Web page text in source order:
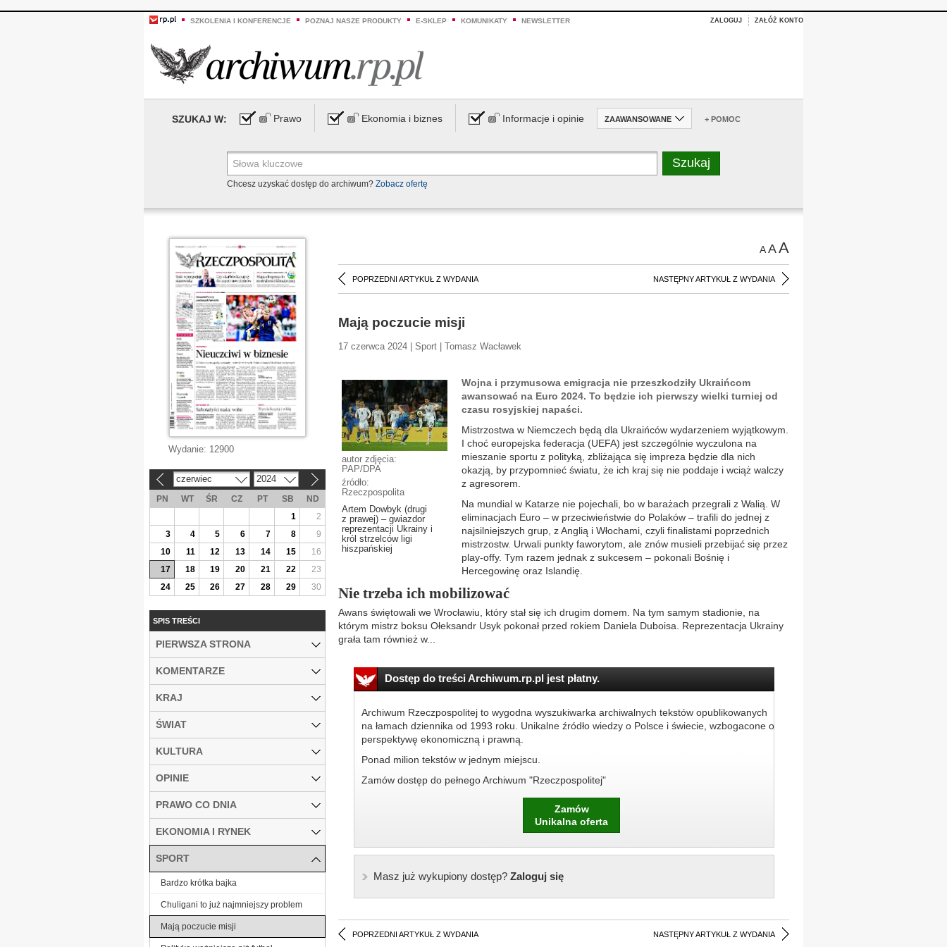
SZKOLENIA I KONFERENCJE POZNAJ NASZE PRODUKTY E-SKLEP KOMUNIKATY NEWSLETTER ZALOGUJ ZAŁÓŻ KONTO
SZUKAJ W: Prawo Ekonomia i biznes Informacje i opinie ZAAWANSOWANE + POMOC
Chcesz uzyskać dostęp do archiwum? Zobacz ofertę
AAA
POPRZEDNI ARTYKUŁ Z WYDANIA NASTĘPNY ARTYKUŁ Z WYDANIA
Mają poczucie misji
17 czerwca 2024 | Sport | Tomasz Wacławek
autor zdjęcia:
PAP/DPA
źródło:
Rzeczpospolita
Artem Dowbyk (drugi
z prawej) – gwiazdor
reprezentacji Ukrainy i
król strzelców ligi
hiszpańskiej
Wojna i przymusowa emigracja nie przeszkodziły Ukraińcom
awansować na Euro 2024. To będzie ich pierwszy wielki turniej od
czasu rosyjskiej napaści.
Mistrzostwa w Niemczech będą dla Ukraińców wydarzeniem wyjątkowym.
I choć europejska federacja (UEFA) jest szczególnie wyczulona na
mieszanie sportu z polityką, zbliżająca się impreza będzie dla nich
okazją, by przypomnieć światu, że ich kraj się nie poddaje i wciąż walczy
z agresorem.
Na mundial w Katarze nie pojechali, bo w barażach przegrali z Walią. W
eliminacjach Euro – w przeciwieństwie do Polaków – trafili do jednej z
najsilniejszych grup, z Anglią i Włochami, czyli finalistami poprzednich
mistrzostw. Urwali punkty faworytom, ale znów musieli przebijać się przez
play-offy. Tym razem jednak z sukcesem – pokonali Bośnię i
Hercegowinę oraz Islandię.
Nie trzeba ich mobilizować
Awans świętowali we Wrocławiu, który stał się ich drugim domem. Na tym samym stadionie, na
którym mistrz boksu Ołeksandr Usyk pokonał przed rokiem Daniela Duboisa. Reprezentacja Ukrainy
grała tam również w...
Dostęp do treści Archiwum.rp.pl jest płatny.
Archiwum Rzeczpospolitej to wygodna wyszukiwarka archiwalnych tekstów opublikowanych
na łamach dziennika od 1993 roku. Unikalne źródło wiedzy o Polsce i świecie, wzbogacone o
perspektywę ekonomiczną i prawną.
Ponad milion tekstów w jednym miejscu.
Zamów dostęp do pełnego Archiwum "Rzeczpospolitej"
Zamów
Unikalna oferta
Masz już wykupiony dostęp?Zaloguj się
POPRZEDNI ARTYKUŁ Z WYDANIA NASTĘPNY ARTYKUŁ Z WYDANIA
Wydanie: 12900
czerwiec 2024
PN WT ŚR CZ PT SB
ND
1
2
3
4 5 6 7 8
9
10
11 12 13 14 15
16
17
18 19 20 21 22
23
24
25 26 27 28 29 30
SPIS TREŚCI
PIERWSZA STRONA
KOMENTARZE
KRAJ
ŚWIAT
KULTURA
OPINIE
PRAWO CO DNIA
EKONOMIA I RYNEK
SPORT
Bardzo krótka bajka
Chuligani to już najmniejszy problem
Mają poczucie misji